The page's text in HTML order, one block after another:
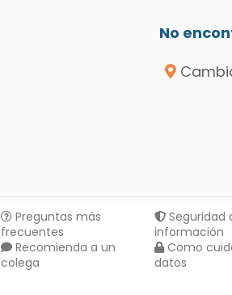
No
Preguntas más
frecuentes
Recomienda a un
colega
Seguridad
información
Como
datos